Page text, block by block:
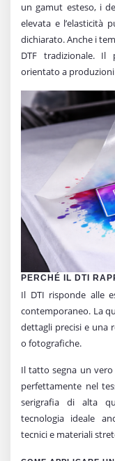
un gamut esteso, i
elevata e l’elasticità
dichiarato. Anche i
DTF tradizionale. Il
orientato a
PERCHÉ IL DTI
Il DTI risponde alle
contemporaneo. La
dettagli precisi e una
o fotografiche.
Il tatto segna un
perfettamente nel
serigrafia di alta
tecnologia ideale
tecnici e materiali